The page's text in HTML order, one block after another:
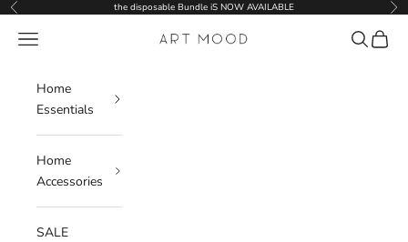
Skip to content
Previous the disposable Bundle iS NOW AVAILABLE
ART MOOD
Navigation menu Search
Cart
Home
Essentials
Home
Accessories
SALE